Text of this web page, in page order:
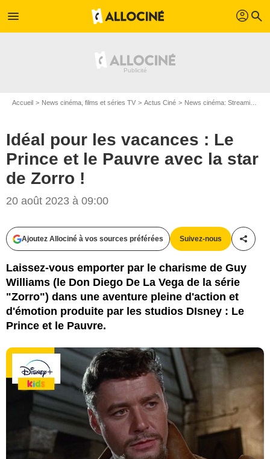
menu profil search
Accueil News cinéma, films et séries TV Actus Ciné News cinéma: Streaming
Idéal pour les vacances : Le
Prince et le Pauvre avec la star
de Zorro !
20 août 2023 à 09:00
Ajoutez Allociné à vos sources préférées Suivez-nous
Laissez-vous emporter par le charisme de Guy
Williams (le Don Diego De La Vega de la série
"Zorro") dans une aventure pleine d'action et
d'émotion produite par les studios DIsney : Le
Prince et le Pauvre.